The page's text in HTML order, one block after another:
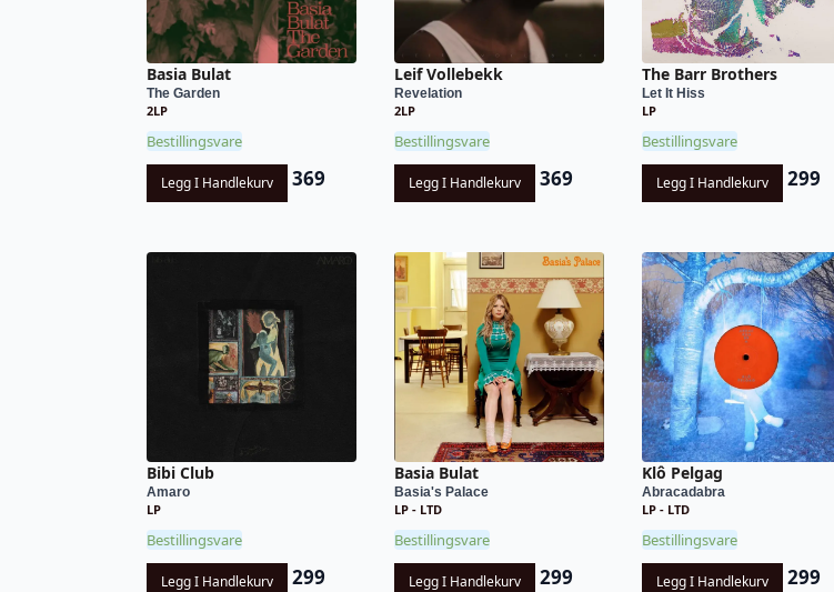
Basia Bulat
The Garden
2LP
Bestillingsvare
Legg I Handlekurv 369
Leif Vollebekk
Revelation
2LP
Bestillingsvare
Legg I Handlekurv 369
The Barr Brothers
Let It Hiss
LP
Bestillingsvare
Legg I Handlekurv 299
Bibi Club
Amaro
LP
Bestillingsvare
Legg I Handlekurv 299
Basia Bulat
Basia's Palace
LP - LTD
Bestillingsvare
Legg I Handlekurv 299
Klô Pelgag
Abracadabra
LP - LTD
Bestillingsvare
Legg I Handlekurv 299